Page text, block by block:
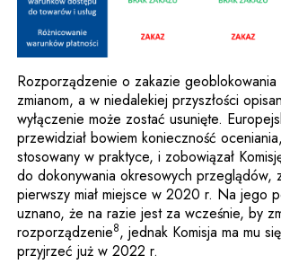
Rozporządzenie o zakazie
zmianom, a w niedalekiej przyszłości
wyłączenie może zostać usunięte.
przewidział bowiem konieczność
stosowany w praktyce, i zobowiązał
do dokonywania okresowych przeglądów,
pierwszy miał miejsce w 2020 r. Na jego
uznano, że na razie jest za wcześnie, by
rozporządzenie8, jednak Komisja ma mu
przyjrzeć już w 2022 r.